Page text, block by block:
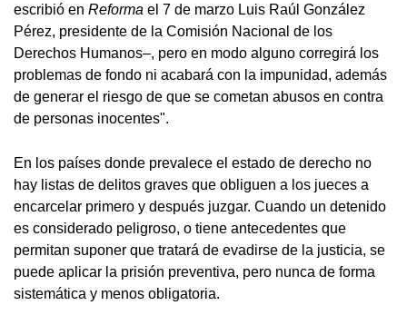
escribió en Reforma el 7 de marzo Luis Raúl González
Pérez, presidente de la Comisión Nacional de los
Derechos Humanos–, pero en modo alguno corregirá los
problemas de fondo ni acabará con la impunidad, además
de generar el riesgo de que se cometan abusos en contra
de personas inocentes".
En los países donde prevalece el estado de derecho no
hay listas de delitos graves que obliguen a los jueces a
encarcelar primero y después juzgar. Cuando un detenido
es considerado peligroso, o tiene antecedentes que
permitan suponer que tratará de evadirse de la justicia, se
puede aplicar la prisión preventiva, pero nunca de forma
sistemática y menos obligatoria.